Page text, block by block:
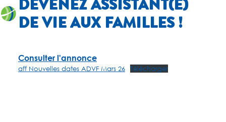
DEVENEZ ASSISTANT(E)
DE VIE AUX FAMILLES !
Consulter l'annonce
aff Nouvelles dates ADVF Mars 26 Télécharger